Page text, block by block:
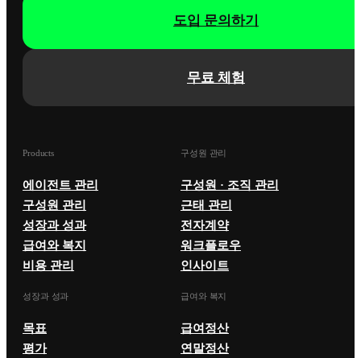
무료 체험
도입 문의하기
Products
에이전트 관리
구성원 관리
성장과 성과
급여와 복지
비용 관리
구성원 관리
구성원 · 조직 관리
근태 관리
전자계약
워크플로우
인사이트
성장과 성과
목표
평가
급여와 복지
급여정산
연말정산